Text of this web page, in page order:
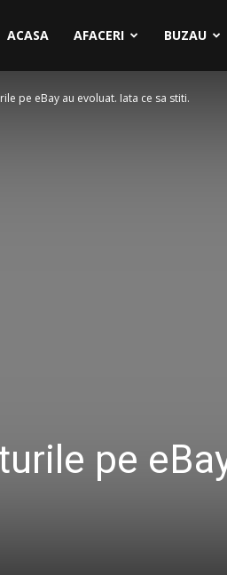
ACASA AFACERI BUZAU
pe eBay au evoluat. Iata ce sa stiti.
pe